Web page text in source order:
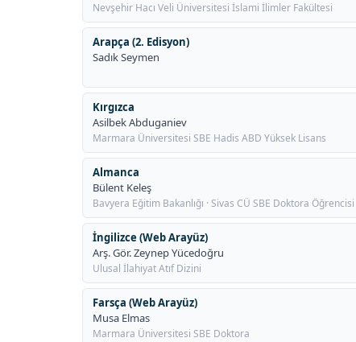
Nevşehir Hacı Veli Üniversitesi İslami İlimler Fakültesi
Arapça (2. Edisyon)
Sadık Seymen
Kırgızca
Asilbek Abduganiev
Marmara Üniversitesi SBE Hadis ABD Yüksek Lisans
Almanca
Bülent Keleş
Bavyera Eğitim Bakanlığı · Sivas CÜ SBE Doktora Öğrencisi
İngilizce (Web Arayüz)
Arş. Gör. Zeynep Yücedoğru
Ulusal İlahiyat Atıf Dizini
Farsça (Web Arayüz)
Musa Elmas
Marmara Üniversitesi SBE Doktora